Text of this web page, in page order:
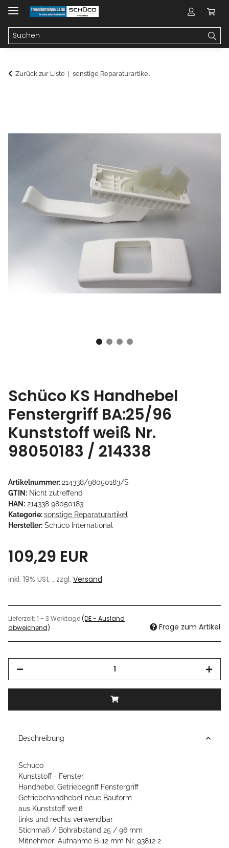
Zurück zur Liste sonstige Reparaturartikel
Schüco KS Handhebel
Fenstergriff BA:25/96
Kunststoff weiß Nr.
98050183 / 214338
Artikelnummer:214338/98050183/S
GTIN: Nicht zutreffend
HAN: 214338 98050183
Kategorie:sonstige Reparaturartikel
Hersteller: Schüco International
109,29 EUR
inkl. 19% USt. , zzgl. Versand
Lieferzeit: 1 - 3 Werktage(DE - Ausland
abweichend)
Frage zum Artikel
Beschreibung
Schüco
Kunststoff - Fenster
Handhebel Getriebegriff Fenstergriff
Getriebehandhebel neue Bauform
aus Kunststoff weiß
links und rechts verwendbar
Stichmaß / Bohrabstand 25 / 96 mm
Mitnehmer: Aufnahme B=12 mm Nr. 93812 2